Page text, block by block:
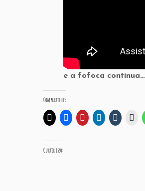
e a fofoca continua…
Compartilhe:
Curtir isso: